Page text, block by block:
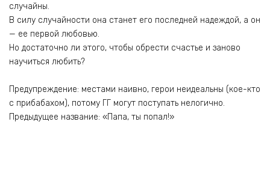
случайны.
В силу случайности она станет его последней надеждой, а он
— ее первой любовью.
Но достаточно ли этого, чтобы обрести счастье и заново
научиться любить?
Предупреждение: местами наивно, герои неидеальны (кое-кто
с прибабахом), потому ГГ могут поступать нелогично.
Предыдущее название: «Папа, ты попал!»